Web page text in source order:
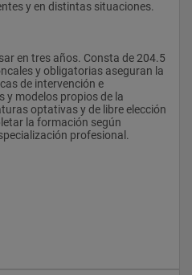
y en distintas situaciones.
en tres años. Consta de 204.5
y obligatorias aseguran la
de intervención e
y modelos propios de la
optativas y de libre elección
la formación según
profesional.